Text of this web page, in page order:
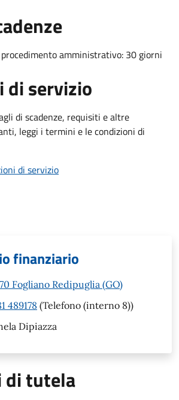
amministrativo: 30 giorni
di servizio
di scadenze, requisiti e altre
leggi i termini e le condizioni di
di servizio
finanziario
Fogliano Redipuglia (GO)
489178(Telefono (interno 8))
Dipiazza
di tutela